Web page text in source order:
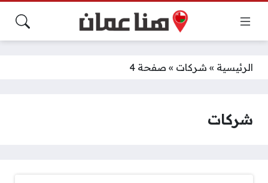
الرئيسية » شركات » صفحة 4
شركات